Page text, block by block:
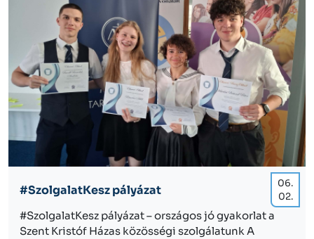
06.
02.
#SzolgalatKesz pályázat
#SzolgalatKesz pályázat – országos jó gyakorlat a
Szent Kristóf Házas közösségi szolgálatunk A